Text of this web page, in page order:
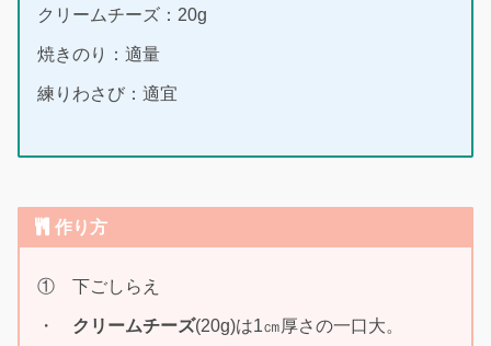
クリームチーズ：20g
焼きのり：適量
練りわさび：適宜
作り方
① 下ごしらえ
・ クリームチーズ(20g)は1㎝厚さの一口大。